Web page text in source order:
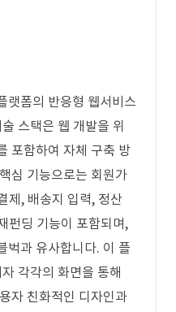
랫폼의 반응형 웹서비스
스택은 웹 개발을 위
포함하여 자체 구축 방
심 기능으로는 회원가
제, 배송지 입력, 정산
펀딩 기능이 포함되며,
벅과 유사합니다. 이 플
각각의 화면을 통해
자 친화적인 디자인과